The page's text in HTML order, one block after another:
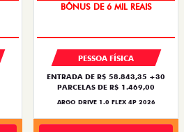
BÔNUS DE 6 MIL REAIS
PESSOA FÍSICA
ENTRADA DE R$ 58.843,35 +30
PARCELAS DE R$ 1.469,00
ARGO DRIVE 1.0 FLEX 4P 2026